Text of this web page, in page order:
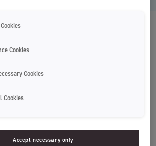
Enamel Protection
Tannkrem
karies
Tannkremen er spesielt formulert for å
Cookies
Cookies
Cookies
Accept necessary only